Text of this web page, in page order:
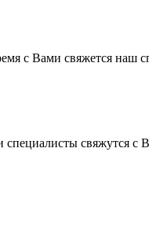
с Вами свяжется наш
свяжутся с